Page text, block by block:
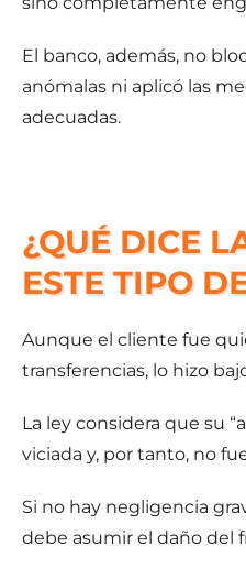
El banco, además, no
anómalas ni aplicó las
adecuadas.
¿QUÉ DICE
ESTE TIPO
Aunque el cliente fue
transferencias, lo hizo
La ley considera que su
viciada y, por tanto, no
Si no hay negligencia
debe asumir el daño del